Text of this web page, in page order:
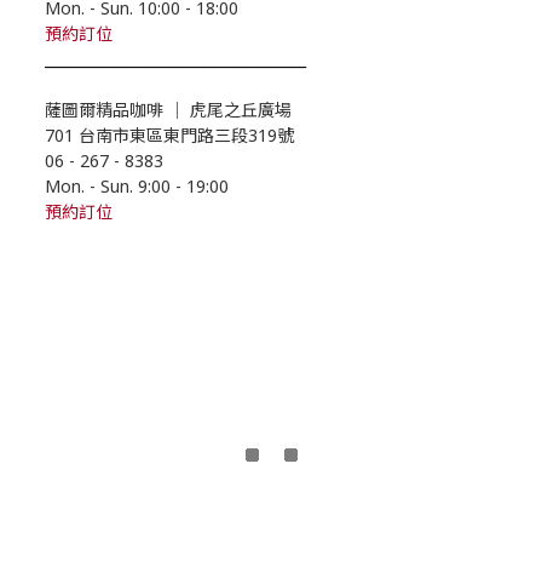
Mon. - Sun. 10:00 - 18:00
預約訂位
薩圖爾精品咖啡 ｜ 虎尾之丘廣場
701 台南市東區東門路三段319號
06 - 267 - 8383
Mon. - Sun. 9:00 - 19:00
預約訂位